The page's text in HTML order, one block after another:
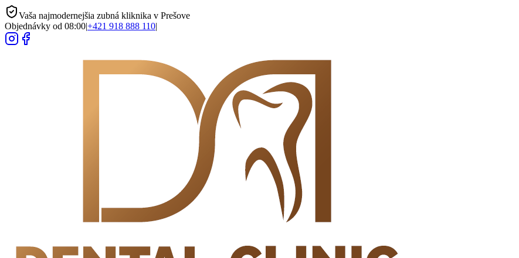
Vaša najmodernejšia zubná kliknika v Prešove
Objednávky od 08:00|+421 918 888 110|